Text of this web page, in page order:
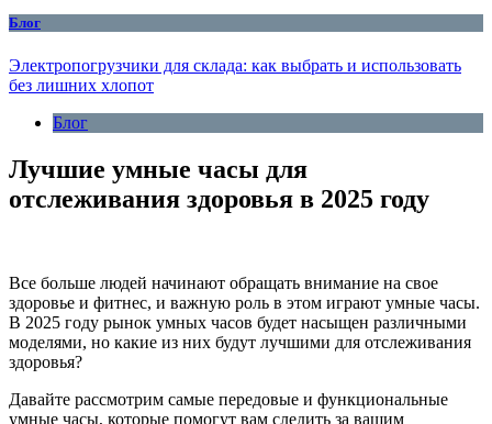
Блог
Электропогрузчики для склада: как выбрать и использовать
без лишних хлопот
Блог
Лучшие умные часы для
отслеживания здоровья в 2025 году
Все больше людей начинают обращать внимание на свое
здоровье и фитнес, и важную роль в этом играют умные часы.
В 2025 году рынок умных часов будет насыщен различными
моделями, но какие из них будут лучшими для отслеживания
здоровья?
Давайте рассмотрим самые передовые и функциональные
умные часы, которые помогут вам следить за вашим